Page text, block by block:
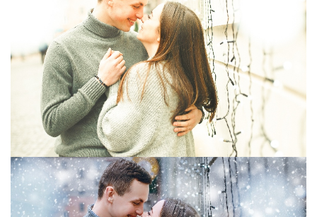
Kérlek, válassz
Free Ps Brush #10
Fluffy Snow